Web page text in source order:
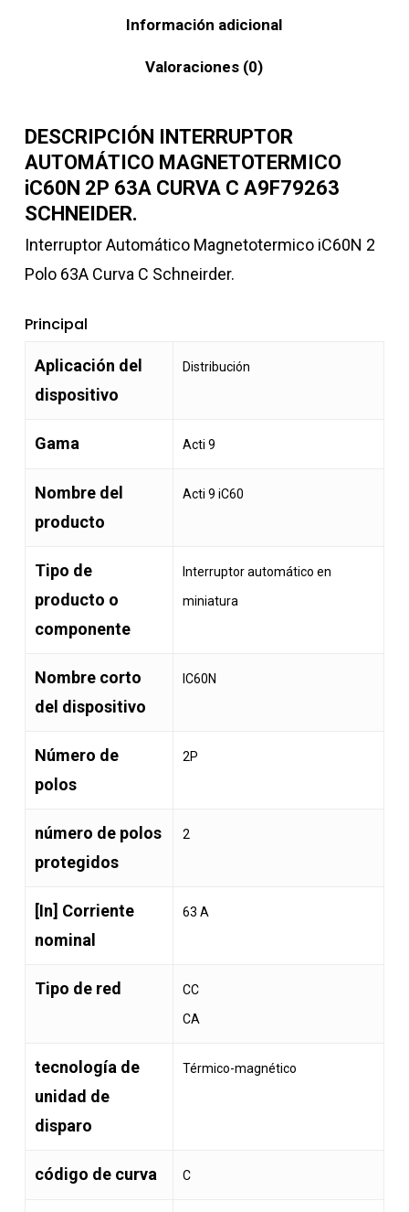
Información adicional
Valoraciones (0)
DESCRIPCIÓN INTERRUPTOR
AUTOMÁTICO MAGNETOTERMICO
iC60N 2P 63A CURVA C A9F79263
SCHNEIDER.
Interruptor Automático Magnetotermico iC60N 2
Polo 63A Curva C Schneirder.
Principal
Aplicación del
dispositivo
Distribución
Gama Acti 9
Nombre del
producto
Acti 9 iC60
Tipo de
producto o
componente
Interruptor automático en
miniatura
Nombre corto
del dispositivo
IC60N
Número de
polos
2P
número de polos
protegidos
2
[In] Corriente
nominal
63 A
Tipo de red
CC
CA
tecnología de
unidad de
disparo
Térmico-magnético
código de curva C